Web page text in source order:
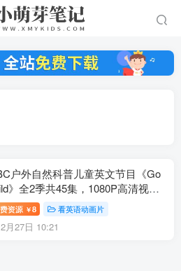
户外自然科普儿童英文节目《Go
》全2季共45集，1080P高清视频
文字幕，百度云网盘下载！
资源 ￥8 看英语动画片
2月27日 10:21